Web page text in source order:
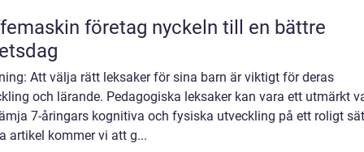
företag nyckeln till en bättre
Att välja rätt leksaker för sina barn är viktigt för deras
och lärande. Pedagogiska leksaker kan vara ett utmärkt
7-åringars kognitiva och fysiska utveckling på ett roligt
artikel kommer vi att g...